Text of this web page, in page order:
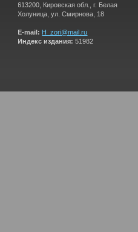
613200, Кировская обл., г. Белая
Холуница, ул. Смирнова, 18
E-mail: H_zori@mail.ru
Индекс издания: 51982